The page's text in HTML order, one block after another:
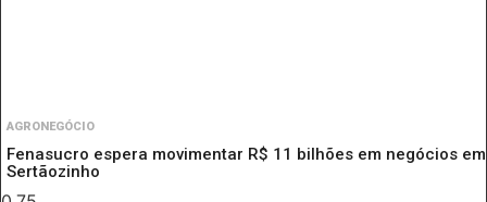
AGRONEGÓCIO
Fenasucro espera movimentar R$ 11 bilhões em negócios em
Sertãozinho